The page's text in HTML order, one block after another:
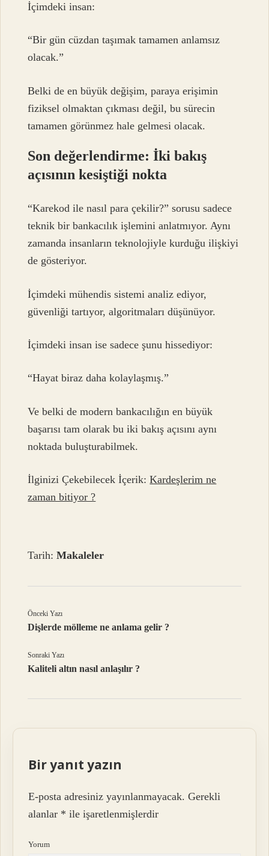
İçimdeki insan:
“Bir gün cüzdan taşımak tamamen anlamsız
olacak.”
Belki de en büyük değişim, paraya erişimin
fiziksel olmaktan çıkması değil, bu sürecin
tamamen görünmez hale gelmesi olacak.
Son değerlendirme: İki bakış
açısının kesiştiği nokta
“Karekod ile nasıl para çekilir?” sorusu sadece
teknik bir bankacılık işlemini anlatmıyor. Aynı
zamanda insanların teknolojiyle kurduğu ilişkiyi
de gösteriyor.
İçimdeki mühendis sistemi analiz ediyor,
güvenliği tartıyor, algoritmaları düşünüyor.
İçimdeki insan ise sadece şunu hissediyor:
“Hayat biraz daha kolaylaşmış.”
Ve belki de modern bankacılığın en büyük
başarısı tam olarak bu iki bakış açısını aynı
noktada buluşturabilmek.
İlginizi Çekebilecek İçerik:Kardeşlerim ne
zaman bitiyor ?
Tarih:Makaleler
Önceki Yazı
Dişlerde mölleme ne anlama gelir ?
Sonraki Yazı
Kaliteli altın nasıl anlaşılır ?
Bir yanıt yazın
E-posta adresiniz yayınlanmayacak. Gerekli
alanlar * ile işaretlenmişlerdir
Yorum